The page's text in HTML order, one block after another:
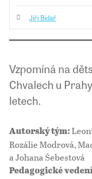
Jiří Bidař
Vzpomíná na
Chvalech u
letech.
Autorský tým:
Rozálie Modrová,
a Johana Šebestová
Pedagogické